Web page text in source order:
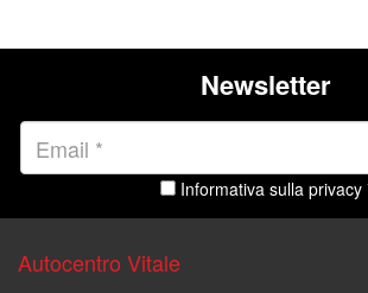
Newsletter
Informativa sulla privacy
Autocentro Vitale